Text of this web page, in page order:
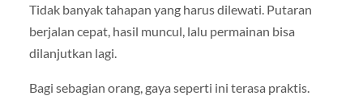
Tidak banyak tahapan yang harus dilewati. Putaran
berjalan cepat, hasil muncul, lalu permainan bisa
dilanjutkan lagi.
Bagi sebagian orang, gaya seperti ini terasa praktis.